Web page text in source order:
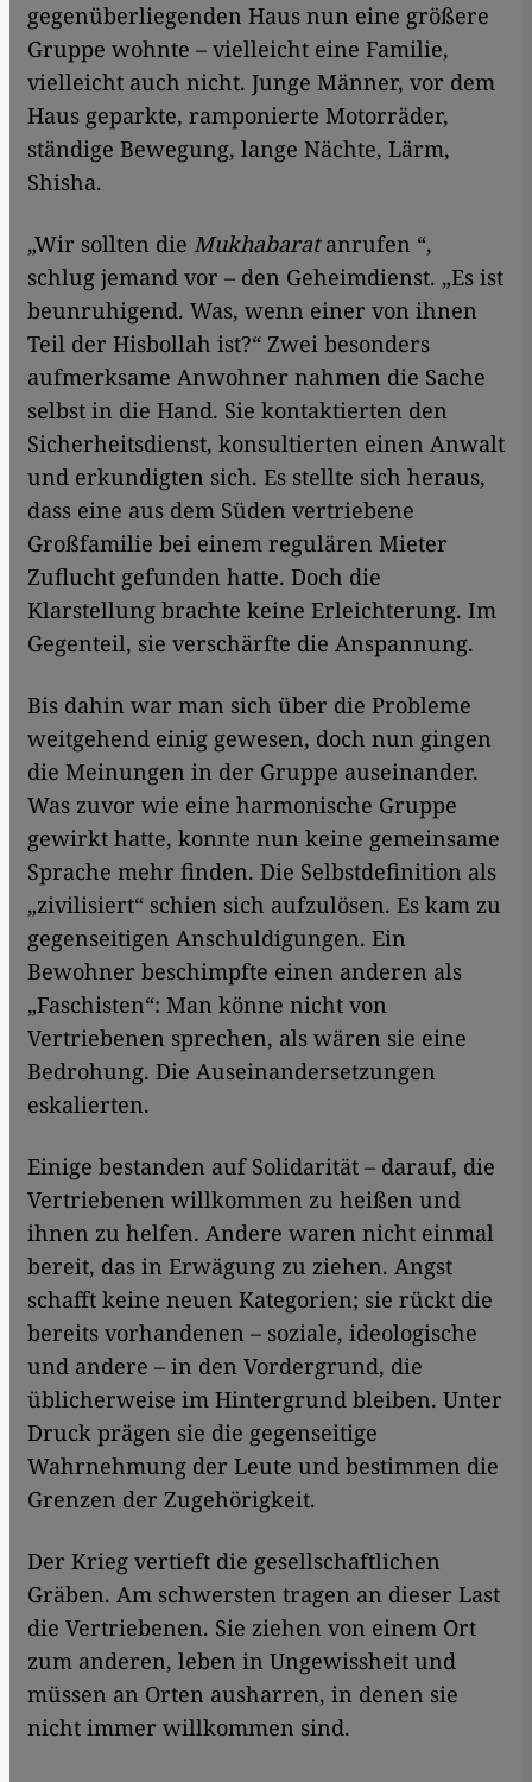
gegenüberliegenden Haus nun eine größere
Gruppe wohnte – vielleicht eine Familie,
vielleicht auch nicht. Junge Männer, vor dem
Haus geparkte, ramponierte Motorräder,
ständige Bewegung, lange Nächte, Lärm,
Shisha.
„Wir sollten die Mukhabaratanrufen “,
schlug jemand vor – den Geheimdienst. „Es ist
beunruhigend. Was, wenn einer von ihnen
Teil der Hisbollah ist?“ Zwei besonders
aufmerksame Anwohner nahmen die Sache
selbst in die Hand. Sie kontaktierten den
Sicherheitsdienst, konsultierten einen Anwalt
und erkundigten sich. Es stellte sich heraus,
dass eine aus dem Süden vertriebene
Großfamilie bei einem regulären Mieter
Zuflucht gefunden hatte. Doch die
Klarstellung brachte keine Erleichterung. Im
Gegenteil, sie verschärfte die Anspannung.
Bis dahin war man sich über die Probleme
weitgehend einig gewesen, doch nun gingen
die Meinungen in der Gruppe auseinander.
Was zuvor wie eine harmonische Gruppe
gewirkt hatte, konnte nun keine gemeinsame
Sprache mehr finden. Die Selbstdefinition als
„zivilisiert“ schien sich aufzulösen. Es kam zu
gegenseitigen Anschuldigungen. Ein
Bewohner beschimpfte einen anderen als
„Faschisten“: Man könne nicht von
Vertriebenen sprechen, als wären sie eine
Bedrohung. Die Auseinandersetzungen
eskalierten.
Einige bestanden auf Solidarität – darauf, die
Vertriebenen willkommen zu heißen und
ihnen zu helfen. Andere waren nicht einmal
bereit, das in Erwägung zu ziehen. Angst
schafft keine neuen Kategorien; sie rückt die
bereits vorhandenen – soziale, ideologische
und andere – in den Vordergrund, die
üblicherweise im Hintergrund bleiben. Unter
Druck prägen sie die gegenseitige
Wahrnehmung der Leute und bestimmen die
Grenzen der Zugehörigkeit.
Der Krieg vertieft die gesellschaftlichen
Gräben. Am schwersten tragen an dieser Last
die Vertriebenen. Sie ziehen von einem Ort
zum anderen, leben in Ungewissheit und
müssen an Orten ausharren, in denen sie
nicht immer willkommen sind.